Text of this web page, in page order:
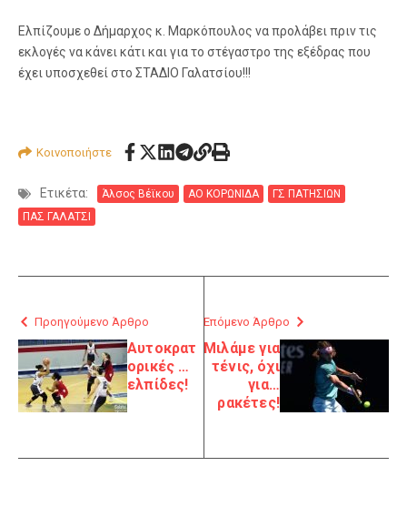
Ελπίζουμε ο Δήμαρχος κ. Μαρκόπουλος να προλάβει πριν τις
εκλογές να κάνει κάτι και για το στέγαστρο της εξέδρας που
έχει υποσχεθεί στο ΣΤΑΔΙΟ Γαλατσίου!!!
Κοινοποιήστε
Ετικέτα: Άλσος Βέϊκου ΑΟ ΚΟΡΩΝΙΔΑ
ΓΣ ΠΑΤΗΣΙΩΝ
ΠΑΣ ΓΑΛΑΤΣΙ
Προηγούμενο Άρθρο
Αυτοκρατ
ορικές …
ελπίδες!
Επόμενο Άρθρο
Μιλάμε για
τένις, όχι
για…
ρακέτες!